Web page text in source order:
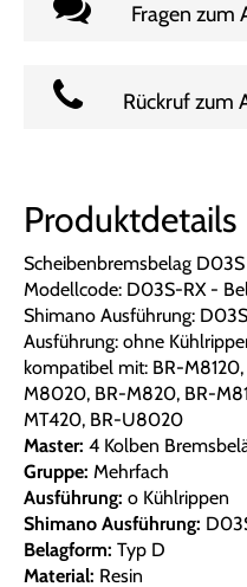
Fragen zum
Rückruf zum
Produktdetails
Scheibenbremsbelag
Modellcode: D03S-RX -
Shimano Ausführung:
Ausführung: ohne
kompatibel mit: BR-
M8020, BR-M820, BR-
MT420, BR-U8020
Master: 4 Kolben
Gruppe: Mehrfach
Ausführung: o Kühlrippen
Shimano Ausführung:
Belagform: Typ D
Material: Resin